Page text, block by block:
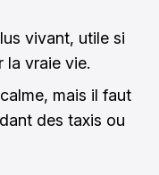
vivant, utile si
la vraie vie.
mais il faut
des taxis ou